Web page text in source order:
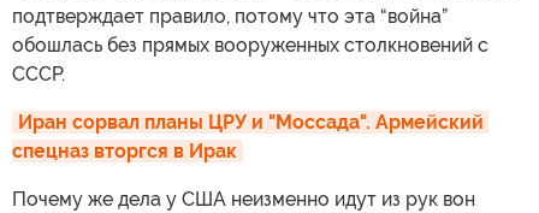
подтверждает правило, потому что эта “война”
обошлась без прямых вооруженных столкновений с
СССР.
Иран сорвал планы ЦРУ и "Моссада". Армейский
спецназ вторгся в Ирак
Почему же дела у США неизменно идут из рук вон